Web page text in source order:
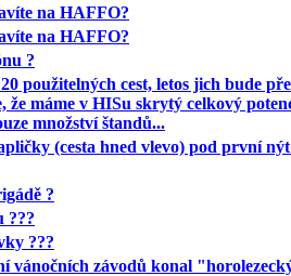
na HAFFO?
na HAFFO?
?
použitelných cest, letos jich bude
že máme v HISu skrytý celkový
množství štandů...
(cesta hned vlevo) pod první
?
???
???
vánočních závodů konal